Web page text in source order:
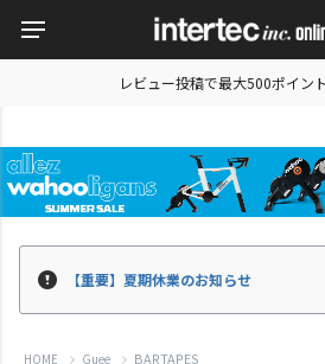
レビュー投稿で最大500ポイン
【重要】夏期休業のお知らせ
HOME Guee BARTAPES